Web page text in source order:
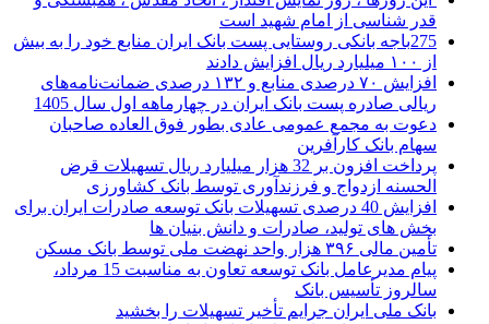
قدر شناسی از امام شهید است
275باجه بانکی روستایی پست بانک ایران منابع خود را به بیش
از ۱۰۰ میلیارد ریال افزایش دادند
افزایش ۷۰ درصدی منابع و ۱۳۲ درصدی ضمانت‌نامه‌های
ریالی صادره پست بانک ایران در چهارماهه اول سال 1405
دعوت به مجمع عمومی عادی بطور فوق العاده صاحبان
سهام بانک کارآفرین
پرداخت افزون بر 32 هزار میلیارد ریال تسهیلات قرض
الحسنه ازدواج و فرزندآوری توسط بانک کشاورزی
افزایش 40 درصدی تسهیلات بانک توسعه صادرات ایران برای
بخش های تولید، صادرات و دانش بنیان ها
تأمین مالی ۳۹۶ هزار واحد نهضت ملی توسط بانک مسکن
پیام مدیرعامل بانک توسعه تعاون به مناسبت 15 مرداد،
سالروز تأسیس بانک
بانک ملی ایران جرایم تأخیر تسهیلات را بخشید